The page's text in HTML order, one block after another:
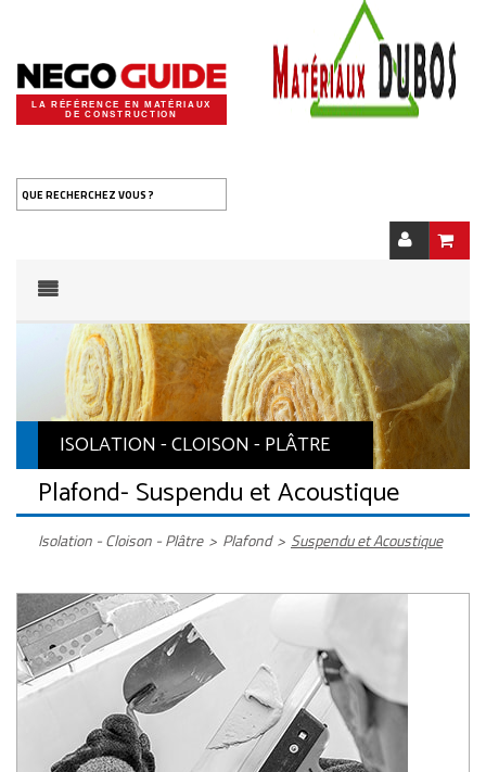
LA RÉFÉRENCE EN MATÉRIAUX
DE CONSTRUCTION
QUE RECHERCHEZ VOUS ?
ISOLATION - CLOISON - PLÂTRE
Plafond- Suspendu et Acoustique
Isolation - Cloison - Plâtre > Plafond > Suspendu et Acoustique